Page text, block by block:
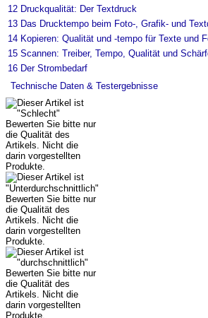
12 Druckqualität: Der Textdruck
13 Das Drucktempo beim Foto-, Grafik- und
14 Kopieren: Qualität und -tempo für Texte und
15 Scannen: Treiber, Tempo, Qualität und
16 Der Strombedarf
Technische Daten & Testergebnisse